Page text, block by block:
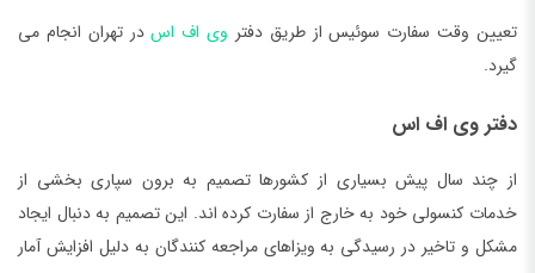
تعیین وقت سفارت سوئیس از طریق دفتر وی اف اسدر تهران انجام می
گیرد.
دفتر وی اف اس
از چند سال پیش بسیاری از کشورها تصمیم به برون سپاری بخشی از
خدمات کنسولی خود به خارج از سفارت کرده اند. این تصمیم به دنبال ایجاد
مشکل و تاخیر در رسیدگی به ویزاهای مراجعه کنندگان به دلیل افزایش آمار